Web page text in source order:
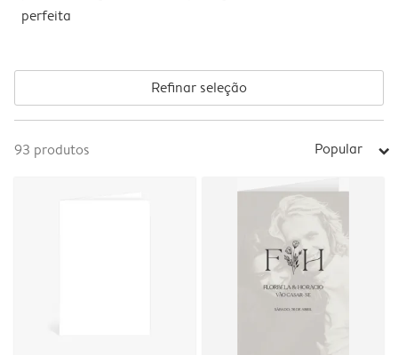
perfeita
Refinar seleção
93 produtos Popular arrow_right